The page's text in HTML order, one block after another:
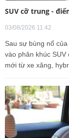
SUV cỡ trung -
03/08/2026 11:42
Sau sự bùng nổ
vào phân khúc
mới từ xe xăng,